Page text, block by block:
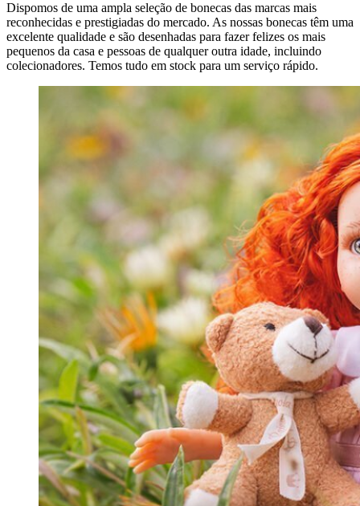
Dispomos de uma ampla seleção de bonecas das marcas mais
reconhecidas e prestigiadas do mercado. As nossas bonecas têm uma
excelente qualidade e são desenhadas para fazer felizes os mais
pequenos da casa e pessoas de qualquer outra idade, incluindo
colecionadores. Temos tudo em stock para um serviço rápido.